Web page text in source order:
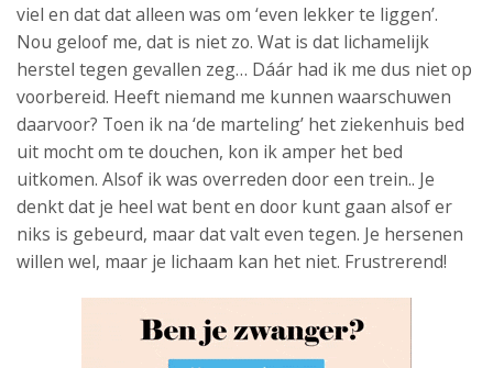
viel en dat dat alleen was om ‘even lekker te liggen’.
Nou geloof me, dat is niet zo. Wat is dat lichamelijk
herstel tegen gevallen zeg… Dáár had ik me dus niet op
voorbereid. Heeft niemand me kunnen waarschuwen
daarvoor? Toen ik na ‘de marteling’ het ziekenhuis bed
uit mocht om te douchen, kon ik amper het bed
uitkomen. Alsof ik was overreden door een trein.. Je
denkt dat je heel wat bent en door kunt gaan alsof er
niks is gebeurd, maar dat valt even tegen. Je hersenen
willen wel, maar je lichaam kan het niet. Frustrerend!